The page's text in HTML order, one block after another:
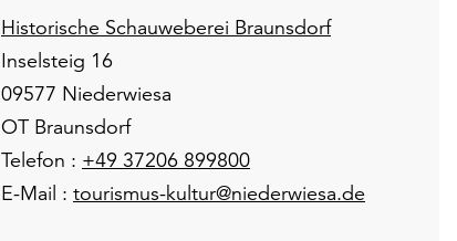
Historische Schauweberei Braunsdorf
Inselsteig 16
09577 Niederwiesa
OT Braunsdorf
Telefon : +49 37206 899800
E-Mail : tourismus-kultur@niederwiesa.de